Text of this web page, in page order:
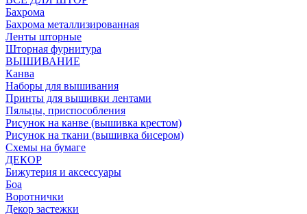
Бахрома
Бахрома металлизированная
Ленты шторные
Шторная фурнитура
ВЫШИВАНИЕ
Канва
Наборы для вышивания
Принты для вышивки лентами
Пяльцы, приспособления
Рисунок на канве (вышивка крестом)
Рисунок на ткани (вышивка бисером)
Схемы на бумаге
ДЕКОР
Бижутерия и аксессуары
Боа
Воротнички
Декор застежки